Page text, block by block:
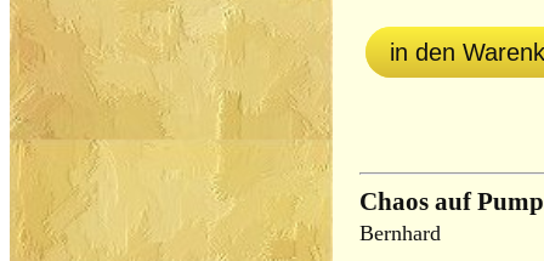
in den
Chaos auf
Bernhard